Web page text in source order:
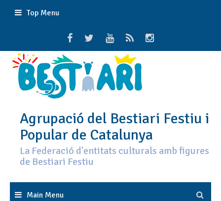
Top Menu
Agrupació del Bestiari Festiu i
Popular de Catalunya
La Federació d'entitats culturals amb figures
de Bestiari Festiu
Main Menu